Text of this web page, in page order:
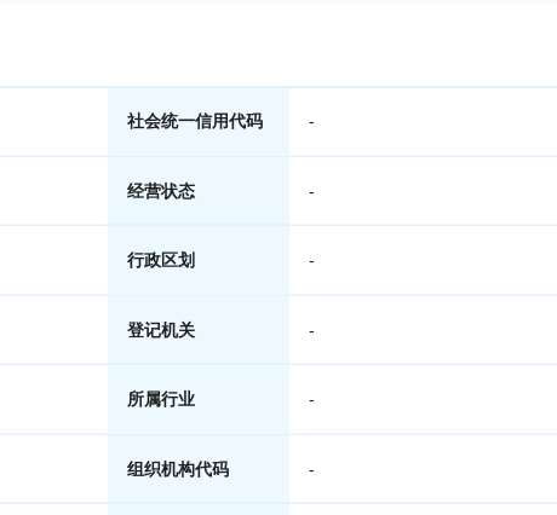
社会统一信用代码 -
经营状态 -
行政区划 -
登记机关 -
所属行业 -
组织机构代码 -